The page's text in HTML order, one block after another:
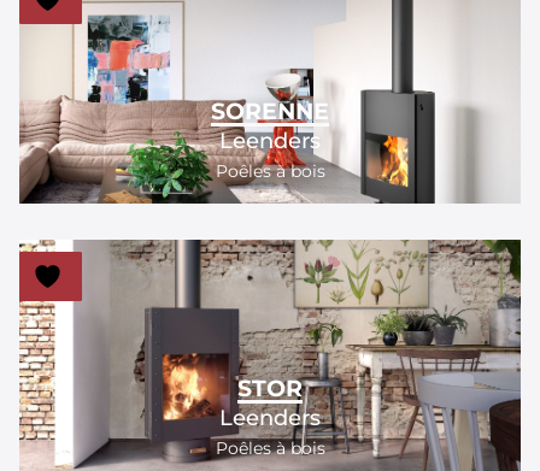
SORENNE
Leenders
Poêles à bois
STOR
Leenders
Poêles à bois